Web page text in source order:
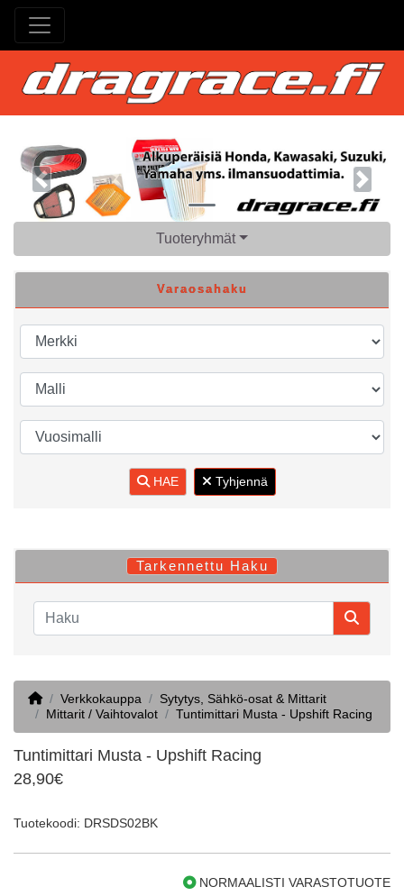
Previous Next
Tuoteryhmät
Varaosahaku
HAE Tyhjennä
Tarkennettu Haku
HomeVerkkokauppa
Sytytys, Sähkö-osat & Mittarit
Mittarit / Vaihtovalot
Tuntimittari Musta - Upshift Racing
Tuntimittari Musta - Upshift Racing
28,90€
Tuotekoodi: DRSDS02BK
NORMAALISTI VARASTOTUOTE